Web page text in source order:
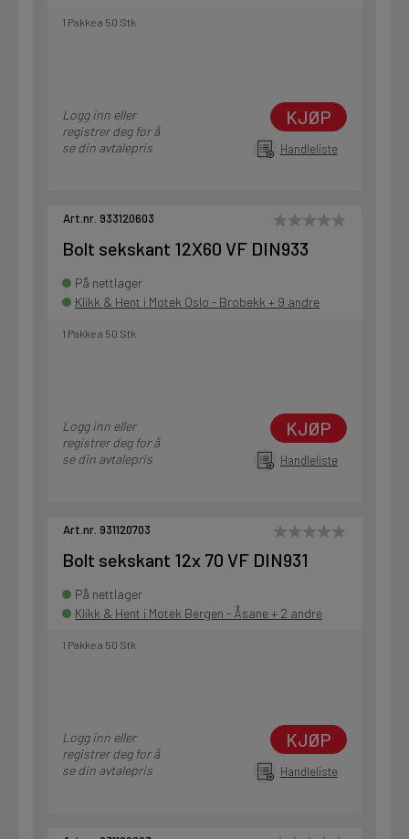
1 Pakke a 50 Stk
Logg inn eller
registrer deg for å
se din avtalepris
KJØP
Handleliste
Art.nr. 933120603
Bolt sekskant 12X60 VF DIN933
På nettlager
Klikk & Hent i Motek Oslo - Brobekk + 9 andre
1 Pakke a 50 Stk
Logg inn eller
registrer deg for å
se din avtalepris
KJØP
Handleliste
Art.nr. 931120703
Bolt sekskant 12x 70 VF DIN931
På nettlager
Klikk & Hent i Motek Bergen - Åsane + 2 andre
1 Pakke a 50 Stk
Logg inn eller
registrer deg for å
se din avtalepris
KJØP
Handleliste